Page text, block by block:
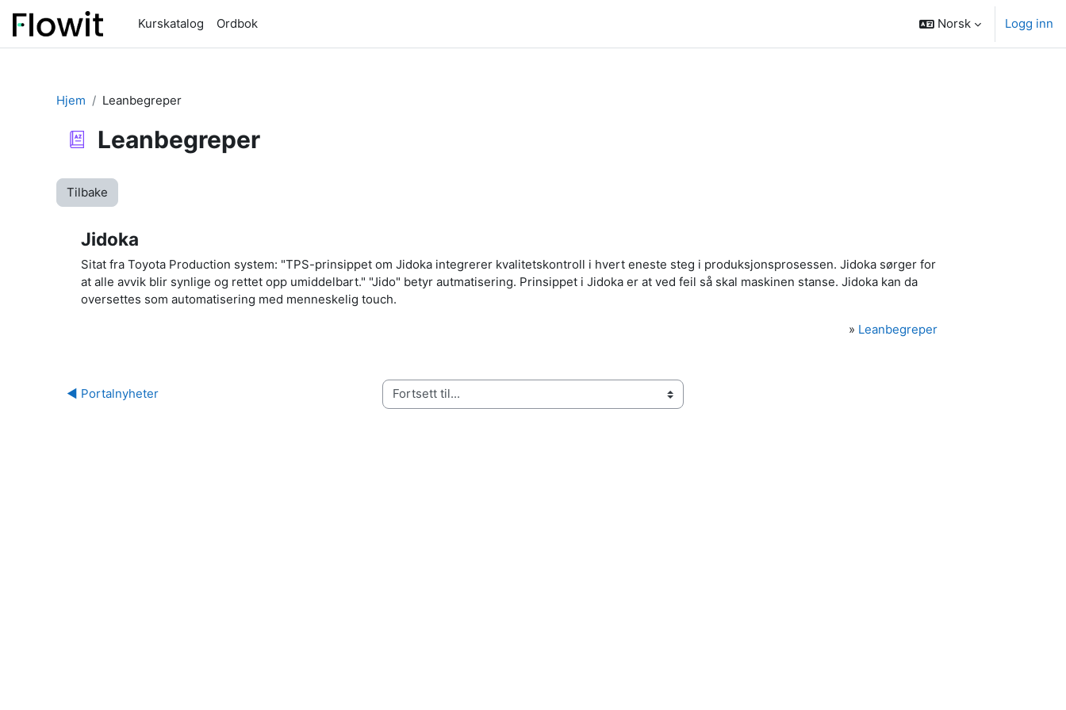
Gå til hovedinnhold
Kurskatalog
Ordbok Norsk Logg inn
Hjem Leanbegreper
Leanbegreper
Tilbake
Jidoka
Sitat fra Toyota Production system: "TPS-prinsippet om Jidoka integrerer kvalitetskontroll i hvert eneste steg i produksjonsprosessen. Jidoka sørger for
at alle avvik blir synlige og rettet opp umiddelbart." "Jido" betyr autmatisering. Prinsippet i Jidoka er at ved feil så skal maskinen stanse. Jidoka kan da
oversettes som automatisering med menneskelig touch.
» Leanbegreper
◀︎ Portalnyheter Fortsett til...